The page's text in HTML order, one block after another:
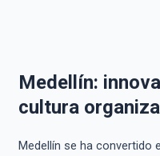
Medellín:
cultura
Medellín se ha convertido